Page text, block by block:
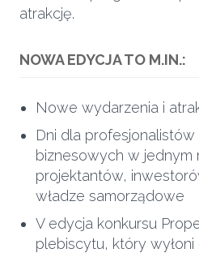
atrakcję.
NOWA EDYCJA TO M.IN.:
Nowe wydarzenia i
Dni dla profesjonalistów
biznesowych w jednym
projektantów,
władze samorządowe
V edycja konkursu
plebiscytu, który